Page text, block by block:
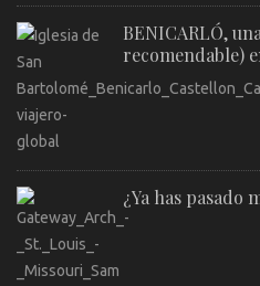
BENICARLÓ,
recomendable)
¿Ya has pasado